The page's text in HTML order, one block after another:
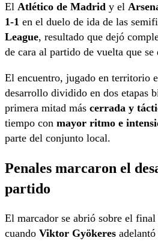
El Atlético de Madrid y el
1-1 en el duelo de ida de las
League, resultado que dejó
de cara al partido de vuelta que
El encuentro, jugado en territorio
desarrollo dividido en dos etapas
primera mitad más cerrada y
tiempo con mayor ritmo e
parte del conjunto local.
Penales marcaron el
partido
El marcador se abrió sobre el
cuando Viktor Gyökeres